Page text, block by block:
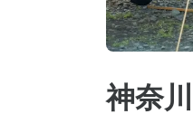
神奈